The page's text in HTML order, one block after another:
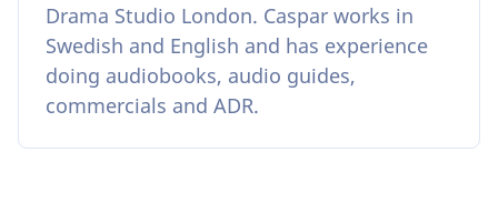
Drama Studio London. Caspar works in
Swedish and English and has experience
doing audiobooks, audio guides,
commercials and ADR.